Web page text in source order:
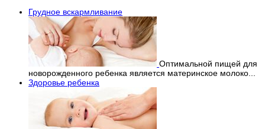
Грудное вскармливание
Оптимальной пищей для
новорожденного ребенка является материнское молоко...
Здоровье ребенка